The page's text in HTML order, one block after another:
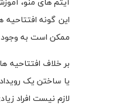
آیتم های منو،
این گونه
ممکن است به وجود
بر خلاف افتتاحیه
یا ساختن یک
لازم نیست افراد